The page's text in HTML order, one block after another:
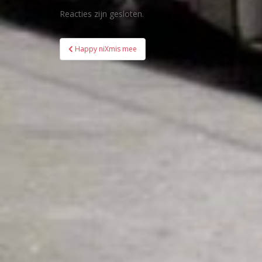
Reacties zijn gesloten.
Bericht
navigatie
Happy niXmis mee